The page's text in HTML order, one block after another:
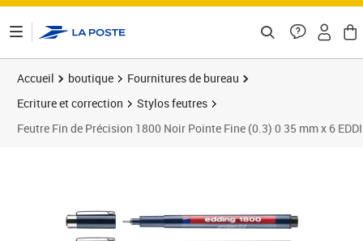
Accueil boutique
Fournitures de bureau
Ecriture et correction
Stylos feutres
Feutre Fin de Précision 1800 Noir Pointe Fine (0.3) 0 35 mm x 6